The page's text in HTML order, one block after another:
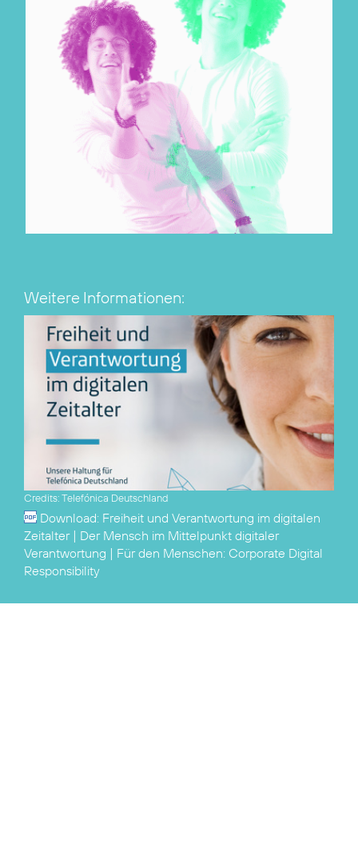
Weitere Informationen:
Credits: Telefónica Deutschland
Download: Freiheit und Verantwortung im digitalen
Zeitalter | Der Mensch im Mittelpunkt digitaler
Verantwortung | Für den Menschen: Corporate Digital
Responsibility